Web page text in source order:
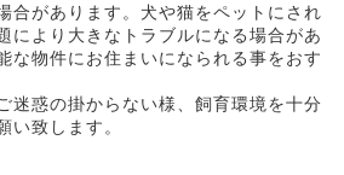
合があります。犬や猫をペットにされ
により大きなトラブルになる場合があ
な物件にお住まいになられる事をおす
迷惑の掛からない様、飼育環境を十分
い致します。